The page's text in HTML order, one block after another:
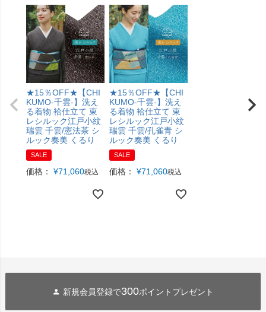
★15％OFF★【CHI
KUMO-千雲-】洗え
る着物 袷仕立て 東
レシルック江戸小紋
瑞雲 千雲/憲法茶 シ
ルック奏美 くるり
SALE
価格： ¥71,060税込
★15％OFF★【CHI
KUMO-千雲-】洗え
る着物 袷仕立て 東
レシルック江戸小紋
瑞雲 千雲/孔雀青 シ
ルック奏美 くるり
SALE
価格： ¥71,060税込
新規会員登録で300ポイントプレゼント